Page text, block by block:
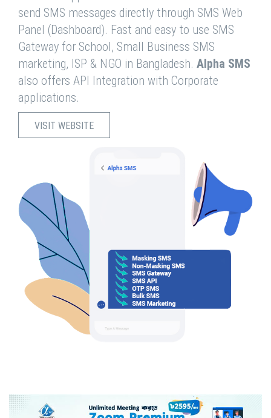
send SMS messages directly through SMS Web
Panel (Dashboard). Fast and easy to use SMS
Gateway for School, Small Business SMS
marketing, ISP & NGO in Bangladesh. Alpha SMS
also offers API Integration with Corporate
applications.
VISIT WEBSITE